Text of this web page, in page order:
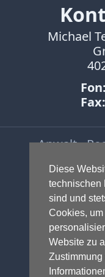
Diese
technischen
sind und
Cookies,
Website zu
Abmahnung
Fotorecht
Influencer
Instagram
Internetrecht
Markenrecht
Meinungsfreiheit
Michael
Fon:
Fax:
Anwalt -
Presserecht